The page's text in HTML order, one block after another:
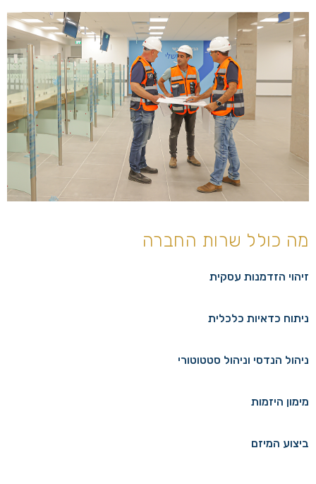
מה כולל שרות החברה
זיהוי הזדמנות עסקית
ניתוח כדאיות כלכלית
ניהול הנדסי וניהול סטטוטורי
מימון היזמות
ביצוע המיזם